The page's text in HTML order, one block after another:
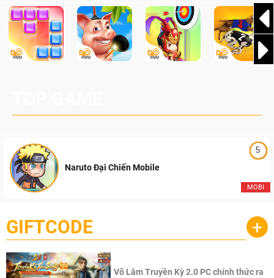
5
MOBI
Naruto Đại Chiến Mobile
GIFTCODE +
Võ Lâm Truyền Kỳ 2.0 PC chính thức ra